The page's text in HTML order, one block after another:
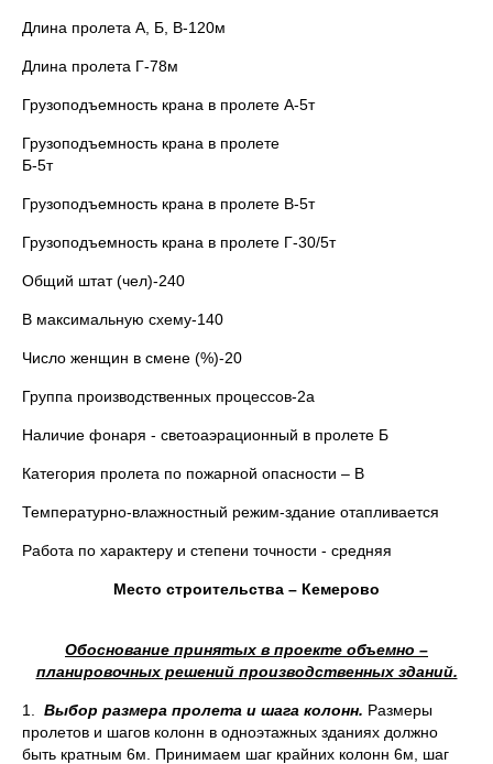
Длина пролета А, Б, В-120м
Длина пролета Г-78м
Грузоподъемность крана в пролете А-5т
Грузоподъемность крана в пролете
Б-5т
Грузоподъемность крана в пролете В-5т
Грузоподъемность крана в пролете Г-30/5т
Общий штат (чел)-240
В максимальную схему-140
Число женщин в смене (%)-20
Группа производственных процессов-2а
Наличие фонаря - светоаэрационный в пролете Б
Категория пролета по пожарной опасности – В
Температурно-влажностный режим-здание отапливается
Работа по характеру и степени точности - средняя
Место строительства – Кемерово
Обоснование принятых в проекте объемно –
планировочных решений производственных зданий.
1. Выбор размера пролета и шага колонн. Размеры
пролетов и шагов колонн в одноэтажных зданиях должно
быть кратным 6м. Принимаем шаг крайних колонн 6м, шаг